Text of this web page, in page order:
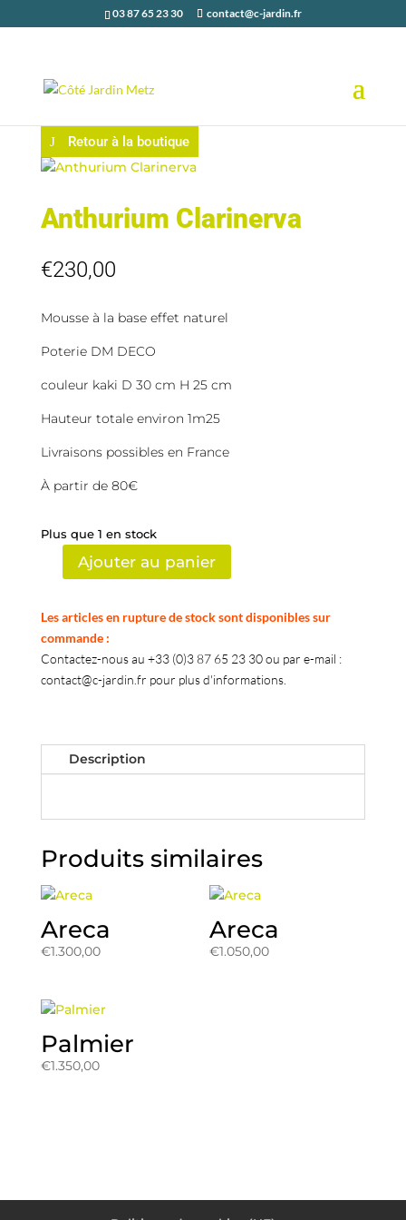
03 87 65 23 30 contact@c-jardin.fr
Retour à la boutique
Anthurium Clarinerva
€230,00
Mousse à la base effet naturel
Poterie DM DECO
couleur kaki D 30 cm H 25 cm
Hauteur totale environ 1m25
Livraisons possibles en France
À partir de 80€
Plus que 1 en stock
quantité
Anthurium
Clarinerva
Ajouter au panier
Les articles en rupture de stock sont disponibles sur
commande :
Contactez-nous au +33 (0)3 87 65 23 30 ou par e-mail :
contact@c-jardin.fr pour plus d'informations.
Description
Produits similaires
Areca
€1.300,00
Areca
€1.050,00
Palmier
€1.350,00